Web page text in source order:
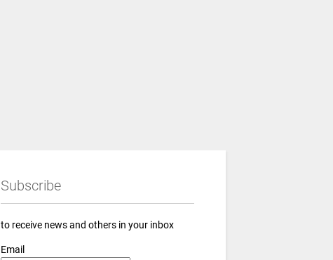
Subscribe
to receive news and others in your inbox
Email